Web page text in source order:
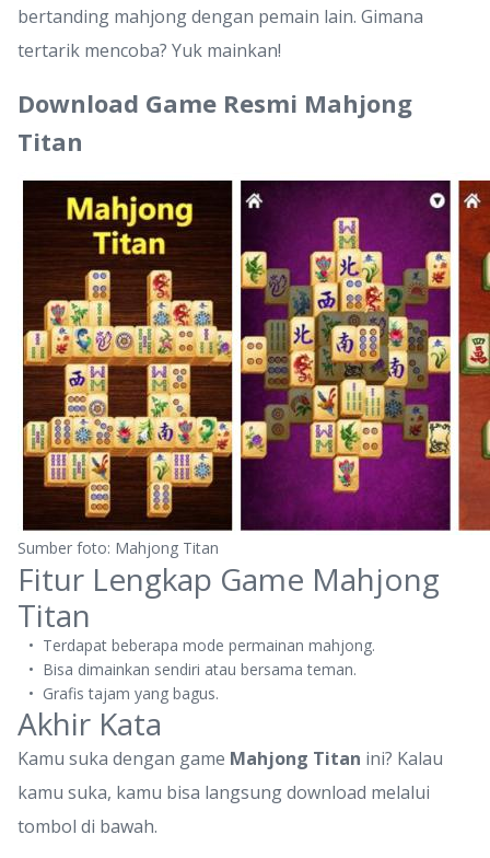
bertanding mahjong dengan pemain lain. Gimana
tertarik mencoba? Yuk mainkan!
Download Game Resmi Mahjong
Titan
Sumber foto: Mahjong Titan
Fitur Lengkap Game Mahjong
Titan
Terdapat beberapa mode permainan mahjong.
Bisa dimainkan sendiri atau bersama teman.
Grafis tajam yang bagus.
Akhir Kata
Kamu suka dengan game Mahjong Titan ini? Kalau
kamu suka, kamu bisa langsung download melalui
tombol di bawah.